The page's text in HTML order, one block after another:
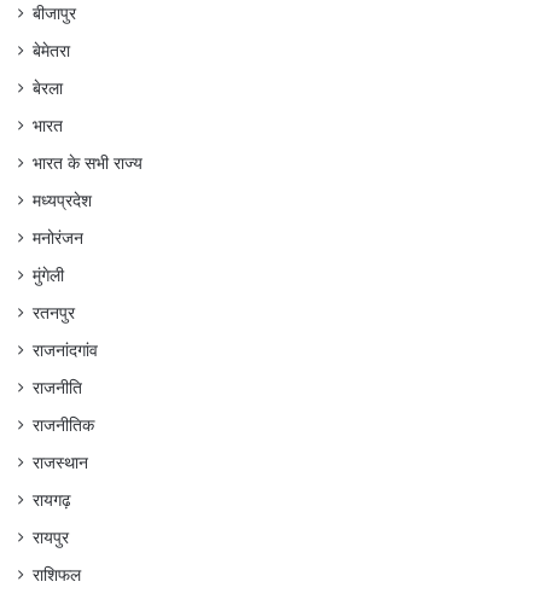
बीजापुर
बेमेतरा
बेरला
भारत
भारत के सभी राज्य
मध्यप्रदेश
मनोरंजन
मुंगेली
रतनपुर
राजनांदगांव
राजनीति
राजनीतिक
राजस्थान
रायगढ़
रायपुर
राशिफल